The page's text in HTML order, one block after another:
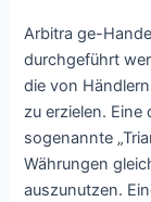
Arbitra ge-
durchgeführt
die von
zu erzielen.
sogenannte
Währungen
auszunutzen.